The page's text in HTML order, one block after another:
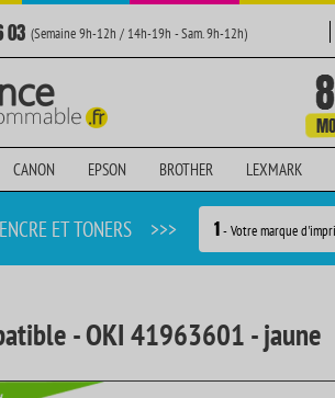
03 (Semaine 9h-12h / 14h-19h - Sam. 9h-12h)
CANON EPSON BROTHER LEXMARK
ET TONERS >>> 1- Votre marque
- OKI 41963601 - jaune